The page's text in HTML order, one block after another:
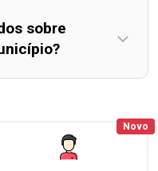
sobre
Novo